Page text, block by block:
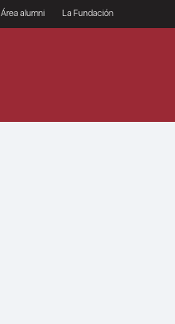
Área alumni La Fundación